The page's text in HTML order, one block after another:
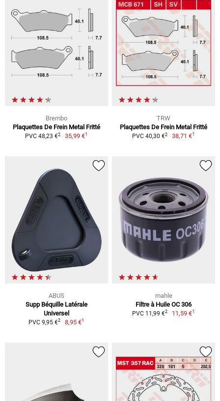
Brembo
Plaquettes De Frein Metal Fritté
PVC 48,23 €2 35,99 €1
TRW
Plaquettes De Frein Metal Fritté
PVC 40,30 €2 38,71 €1
ABUS
Supp Béquille Latérale
Universel
PVC 9,95 €2 8,95 €1
mahle
Filtre à Huile OC 306
PVC 11,99 €2 11,59 €1